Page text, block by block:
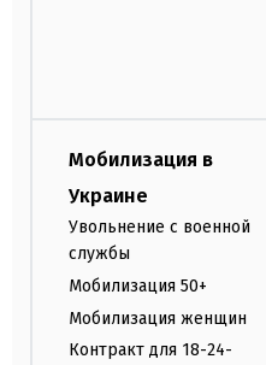
Мобилизация в
Украине
Увольнение с военной
службы
Мобилизация 50+
Мобилизация женщин
Контракт для 18-24-